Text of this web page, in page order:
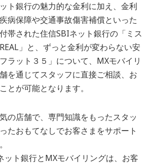
ト銀行の魅力的な金利に加え、金利
病保障や交通事故傷害補償といった
帯された住信SBIネット銀行の「ミス
」と、ずっと金利が変わらない安
ラット３５」について、MXモバイリ
を通じてスタッフに直接ご相談、お
とが可能となります。
の店舗で、専門知識をもったスタッ
たおもてなしでお客さまをサポート
ット銀行とMXモバイリングは、お客